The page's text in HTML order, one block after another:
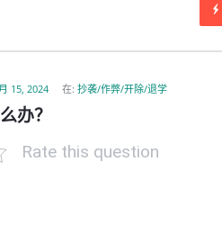
15, 2024 在: 抄袭/作弊/开除/退学
办？
Rate this question